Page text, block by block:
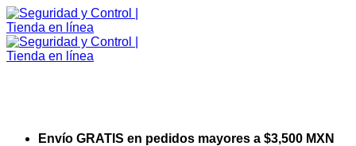
Saltar
al
contenido
Envío GRATIS en pedidos mayores a $3,500 MXN